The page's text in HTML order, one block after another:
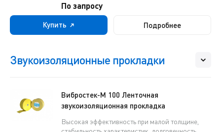
По запросу
Купить Подробнее
Звукоизоляционные прокладки
Вибростек-М 100 Ленточная
звукоизоляционная прокладка
Высокая эффективность при малой толщине,